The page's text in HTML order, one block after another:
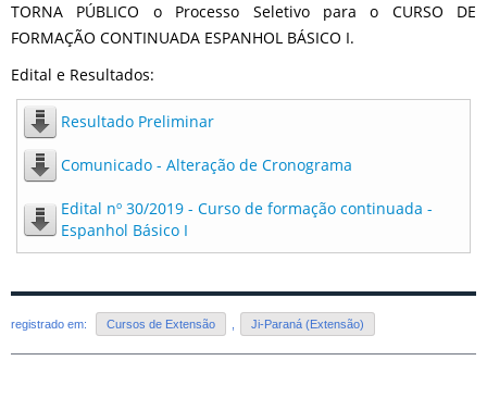
TORNA PÚBLICO o Processo Seletivo para o CURSO DE
FORMAÇÃO CONTINUADA ESPANHOL BÁSICO I.
Edital e Resultados:
Resultado Preliminar
Comunicado - Alteração de Cronograma
Edital nº 30/2019 - Curso de formação continuada -
Espanhol Básico I
registrado em: Cursos de Extensão , Ji-Paraná (Extensão)